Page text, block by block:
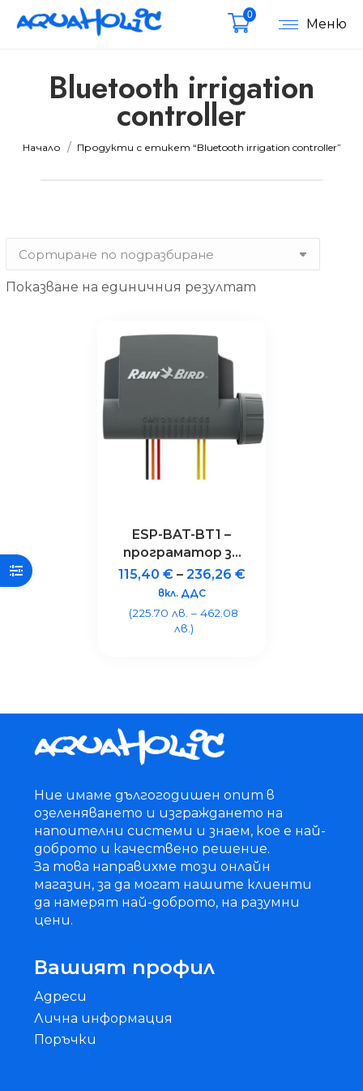
Меню
0
Bluetooth irrigation
controller
Вие сте тук:
Начало Продукти с етикет “Bluetooth irrigation controller”
Показване на единичния резултат
ESP-BAT-BT1 –
програматор за
поливни системи
с 1 станция,
Bluetooth®, IP68
115,40 €– 236,26 €
вкл. ДДС
(225.70 лв. – 462.08
лв.)
Ние имаме дългогодишен опит в
озеленяването и изграждането на
напоителни системи и знаем, кое е най-
доброто и качествено решение.
За това направихме този онлайн
магазин, за да могат нашите клиенти
да намерят най-доброто, на разумни
цени.
Вашият профил
Адреси
Лична информация
Поръчки